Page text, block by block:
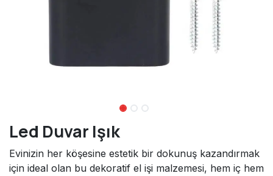
Led Duvar Işık
Evinizin her köşesine estetik bir dokunuş kazandırmak
için ideal olan bu dekoratif el işi malzemesi, hem iç hem